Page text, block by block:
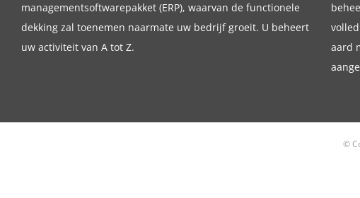
managementsoftwarepakket (ERP), waarvan de functionele
dekking zal toenemen naarmate uw bedrijf groeit. U beheert
uw activiteit van A tot Z.
aard
©